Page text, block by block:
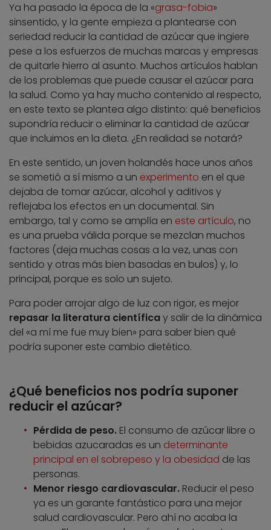
Ya ha pasado la época de la «grasa-fobia»
sinsentido, y la gente empieza a plantearse con
seriedad reducir la cantidad de azúcar que ingiere
pese a los esfuerzos de muchas marcas y empresas
de quitarle hierro al asunto. Muchos artículos hablan
de los problemas que puede causar el azúcar para
la salud. Como ya hay mucho contenido al respecto,
en este texto se plantea algo distinto: qué beneficios
supondría reducir o eliminar la cantidad de azúcar
que incluimos en la dieta. ¿En realidad se notará?
En este sentido, un joven holandés hace unos años
se sometió a sí mismo a un experimento en el que
dejaba de tomar azúcar, alcohol y aditivos y
reflejaba los efectos en un documental. Sin
embargo, tal y como se amplía en este artículo, no
es una prueba válida porque se mezclan muchos
factores (deja muchas cosas a la vez, unas con
sentido y otras más bien basadas en bulos) y, lo
principal, porque es solo un sujeto.
Para poder arrojar algo de luz con rigor, es mejor
repasar la literatura científicay salir de la dinámica
del «a mí me fue muy bien» para saber bien qué
podría suponer este cambio dietético.
¿Qué beneficios nos podría suponer
reducir el azúcar?
Pérdida de peso. El consumo de azúcar libre o
bebidas azucaradas es un determinante
principal en el sobrepeso y la obesidad de las
personas.
Menor riesgo cardiovascular. Reducir el peso
ya es un garante fantástico para una mejor
salud cardiovascular. Pero ahí no acaba la